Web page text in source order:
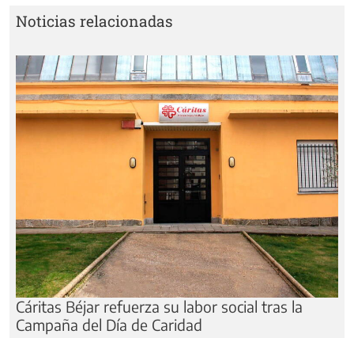
Noticias relacionadas
Cáritas Béjar refuerza su labor social tras la
Campaña del Día de Caridad